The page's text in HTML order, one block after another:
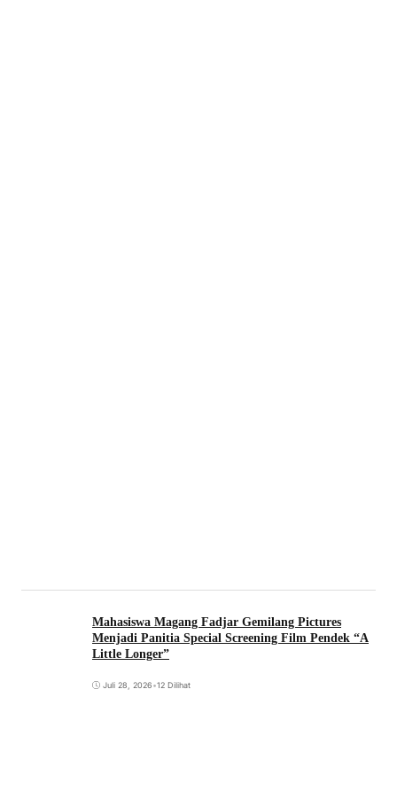
Mahasiswa Magang Fadjar Gemilang Pictures
Menjadi Panitia Special Screening Film Pendek “A
Little Longer”
Juli 28, 2026•12 Dilihat